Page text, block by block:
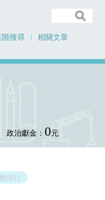
階搜尋
相關文章
政治獻金： 0元
排行